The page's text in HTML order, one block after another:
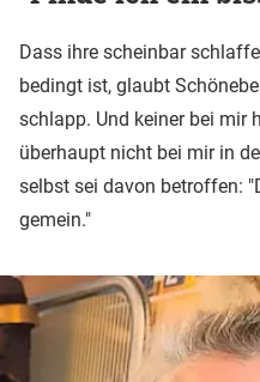
Dass ihre scheinbar
bedingt ist, glaubt
schlapp. Und keiner bei mir
überhaupt nicht bei mir in
selbst sei davon betroffen:
gemein."